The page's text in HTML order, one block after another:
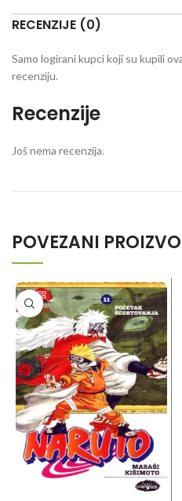
RECENZIJE (0)
Recenzije
Još nema recenzija.
Samo logirani kupci koji su kupili
recenziju.
POVEZANI